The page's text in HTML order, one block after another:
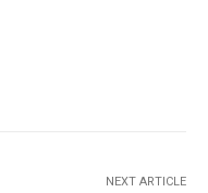
NEXT ARTICLE